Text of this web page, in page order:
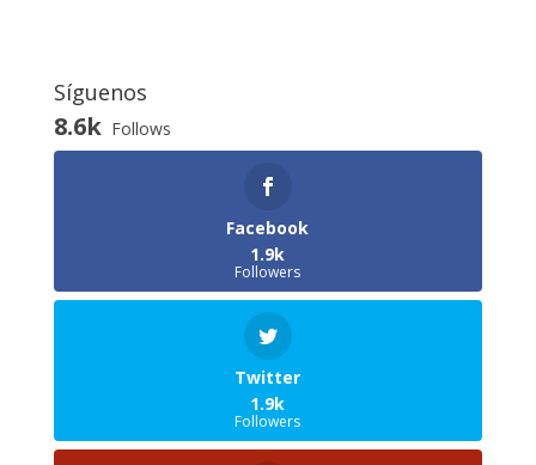
Síguenos
8.6k Follows
Facebook
1.9k
Followers
Twitter
1.9k
Followers